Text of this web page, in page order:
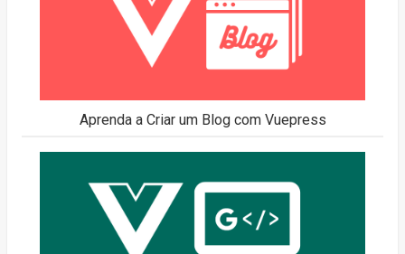
Aprenda a Criar um Blog com Vuepress